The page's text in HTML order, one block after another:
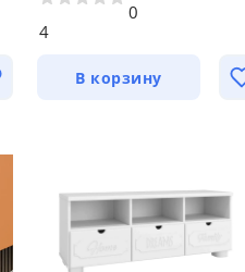
4
0
В корзину